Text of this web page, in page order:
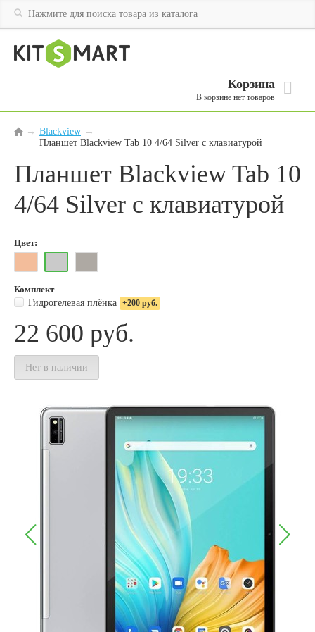
Корзина
В корзине нет товаров
→ Blackview →
Планшет Blackview Tab 10 4/64 Silver с клавиатурой
Планшет Blackview Tab 10
4/64 Silver с клавиатурой
Цвет:
Комплект
Гидрогелевая плёнка +200 руб.
22 600 руб.
Нет в наличии